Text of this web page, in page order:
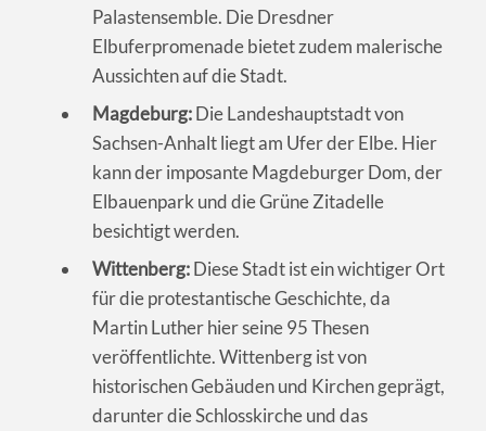
Palastensemble. Die Dresdner
Elbuferpromenade bietet zudem malerische
Aussichten auf die Stadt.
Magdeburg:Die Landeshauptstadt von
Sachsen-Anhalt liegt am Ufer der Elbe. Hier
kann der imposante Magdeburger Dom, der
Elbauenpark und die Grüne Zitadelle
besichtigt werden.
Wittenberg:Diese Stadt ist ein wichtiger Ort
für die protestantische Geschichte, da
Martin Luther hier seine 95 Thesen
veröffentlichte. Wittenberg ist von
historischen Gebäuden und Kirchen geprägt,
darunter die Schlosskirche und das